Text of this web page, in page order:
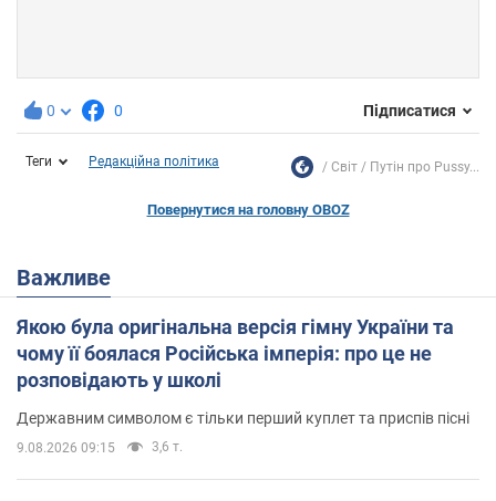
0 0 Підписатися
Теги Редакційна політика Світ Путін про Pussy...
Повернутися на головну OBOZ
Важливе
Якою була оригінальна версія гімну України та
чому її боялася Російська імперія: про це не
розповідають у школі
Державним символом є тільки перший куплет та приспів пісні
9.08.2026 09:15 3,6 т.